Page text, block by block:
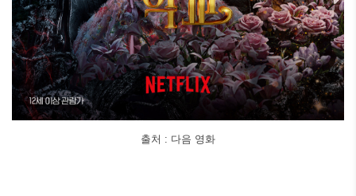
출처 : 다음 영화